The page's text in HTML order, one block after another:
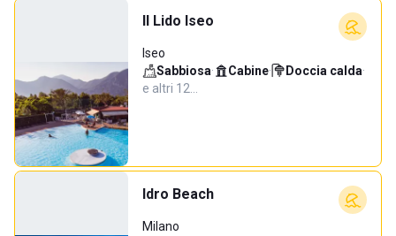
Il Lido Iseo
Iseo
Sabbiosa· Cabine· Doccia calda·
e altri 12…
Idro Beach
Milano